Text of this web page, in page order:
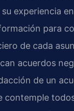
experiencia
para
de cada
acuerdos
de un
contemple